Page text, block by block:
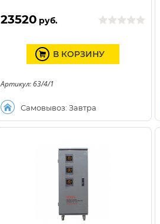
23520 руб.
Самовывоз: Завтра
В КОРЗИНУ
Артикул: 63/4/1